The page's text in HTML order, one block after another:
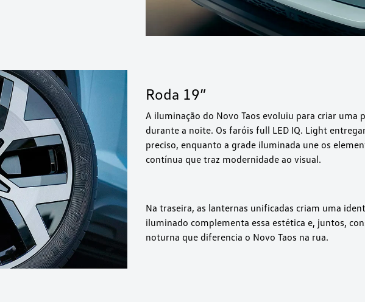
Roda 19”
A iluminação do Novo Taos evoluiu para criar uma
durante a noite. Os faróis full LED IQ. Light
preciso, enquanto a grade iluminada une os
contínua que traz modernidade ao visual.
Na traseira, as lanternas unificadas criam uma
iluminado complementa essa estética e, juntos,
noturna que diferencia o Novo Taos na rua.